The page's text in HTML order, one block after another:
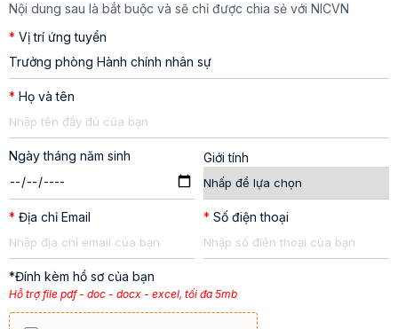
Nội dung sau là bắt buộc và sẽ chỉ được chia sẻ với NICVN
* Vị trí ứng tuyển
* Họ và tên
Ngày tháng năm sinh Giới tính
* Địa chỉ Email * Số điện thoại
*Đính kèm hồ sơ của bạn
Hỗ trợ file pdf - doc - docx - excel, tối đa 5mb